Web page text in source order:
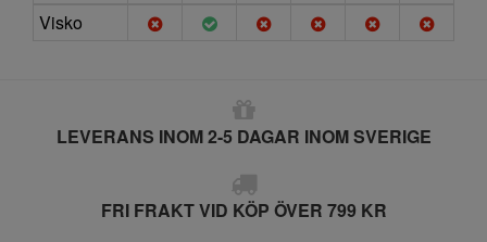
Visko
LEVERANS INOM 2-5 DAGAR INOM SVERIGE
FRI FRAKT VID KÖP ÖVER 799 KR